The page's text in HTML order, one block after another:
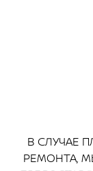
В СЛУЧАЕ
РЕМОНТА,